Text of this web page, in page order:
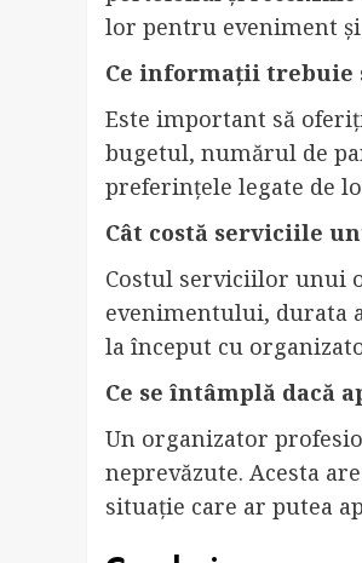
lor pentru eveniment
Ce informații trebuie
Este important să
bugetul, numărul de
preferințele legate de
Cât costă serviciile
Costul serviciilor unui
evenimentului, durata
la început cu
Ce se întâmplă dacă
Un organizator
neprevăzute. Acesta
situație care ar putea